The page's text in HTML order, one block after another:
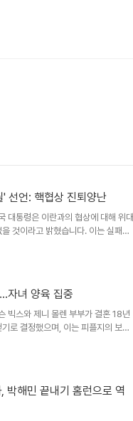
선언: 핵협상 진퇴양난
대통령은 이란과의 협상에 대해 위대
것이라고 밝혔습니다. 이는 실패한
했습니다. 트럼프 대통령은 그러한
협상 지속을 골자로 하는 것으로 보
분 등 핵 프로그램 문제에 대한 합의
자녀 양육 집중
빅스와 제니 몰렌 부부가 결혼 18년
로 결정했으며, 이는 피플지의 보도
계를 유지하며 두 아들의 공동 양육
용히 지켜왔으며, 자녀들을 대중에
해왔습니다. 만남부터 현재까지의 활
박해민 끝내기 홈런으로 역